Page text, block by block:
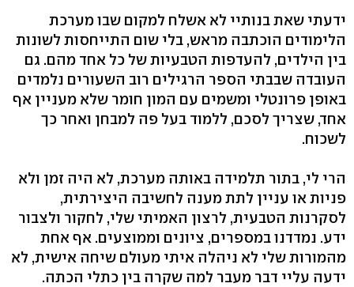
ידעתי שאת בנותיי לא אשלח למקום שבו מערכת
הלימודים הוכתבה מראש, בלי שום התייחסות לשונות
בין הילדים, להעדפות הטבעיות של כל אחד מהם. גם
העובדה שבבתי הספר הרגילים רוב השעורים נלמדים
באופן פרונטלי ומשמים עם המון חומר שלא מעניין אף
אחד, שצריך לסכם, ללמוד בעל פה למבחן ואחר כך
לשכוח.
הרי לי, בתור תלמידה באותה מערכת, לא היה זמן ולא
פניות או עניין לתת מענה לחשיבה היצירתית,
לסקרנות הטבעית, לרצון האמיתי שלי, לחקור ולצבור
ידע. נמדדנו במספרים, ציונים וממוצעים. אף אחת
מהמורות שלי לא ניהלה איתי מעולם שיחה אישית, לא
ידעה עליי דבר מעבר למה שקרה בין כתלי הכתה.